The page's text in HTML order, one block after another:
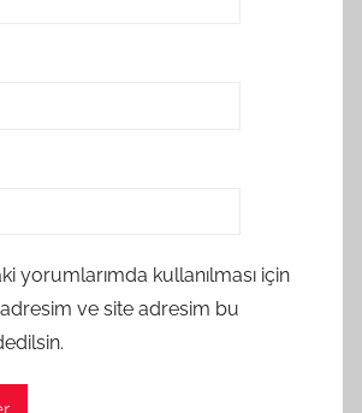
yorumlarımda kullanılması için
ve site adresim bu